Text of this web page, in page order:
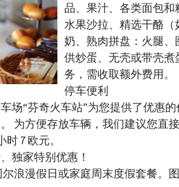
品、果汁、各类面包和
水果沙拉、精选干酪
奶、熟肉拼盘：火腿
供炒蛋、无壳或带壳煮
务，需收取额外费用。
停车便利
场“芬奇火车站”为您提供了优惠
为方便存放车辆，我们建议您直
7 欧元。
独家特别优惠！
浪漫假日或家庭周末度假套餐。